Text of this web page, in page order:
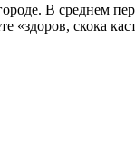
В среднем
скока